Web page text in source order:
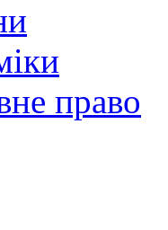
право